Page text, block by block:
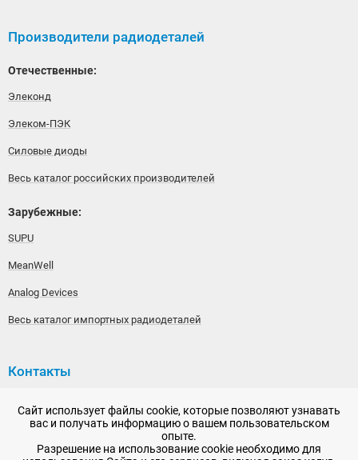
Производители радиодеталей
Отечественные:
Элеконд
Элеком-ПЭК
Силовые диоды
Весь каталог российских производителей
Зарубежные:
SUPU
MeanWell
Analog Devices
Весь каталог импортных радиодеталей
Контакты
192148, г. Санкт-Петербург, Железнодорожный проспект,
дом 36
+7 (812) 565-06-52
Сайт использует файлы cookie, которые позволяют узнавать
вас и получать информацию о вашем пользовательском
опыте.
Разрешение на использование cookie необходимо для